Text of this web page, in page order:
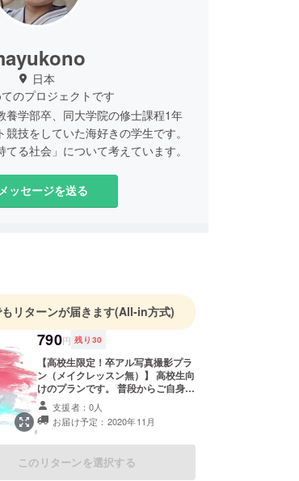
日本
のプロジェクトです
養学部卒、同大学院の修士課程1年
技をしていた海好きの学生です。
てる社会」について考えています。
ッセージを送る
リターンが届きます(All-in方式)
790円 残り 30
【高校生限定！卒アル写真撮影プラ
ン（メイクレッスン無）】 高校生向
けのプランです。 普段からご自身で
メイクをされる方にオススメ！ ＜内
容＞ ①写真撮影（屋内or屋外） ②
写真データお渡し ③卒アルサイズの
様の料金です。複数人で参加いただ
支援者：0人
お届け予定：2020年11月
このリターンを選択する